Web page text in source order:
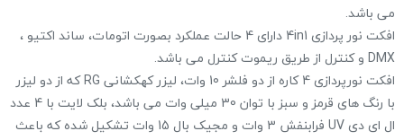
می باشد.
افکت نور پردازی 4in1 دارای 4 حالت عملکرد بصورت اتومات، ساند اکتیو ،
DMX و کنترل از طریق ریموت کنترل می باشد.
افکت نورپردازی 4 کاره از دو فلشر 10 وات، لیزر کهکشانی RG که از دو لیزر
با رنگ های قرمز و سبز با توان 30 میلی وات می باشد، بلک لایت با 4 عدد
ال ای دی UV فرابنفش 3 وات و مجیک بال 15 وات تشکیل شده که باعث